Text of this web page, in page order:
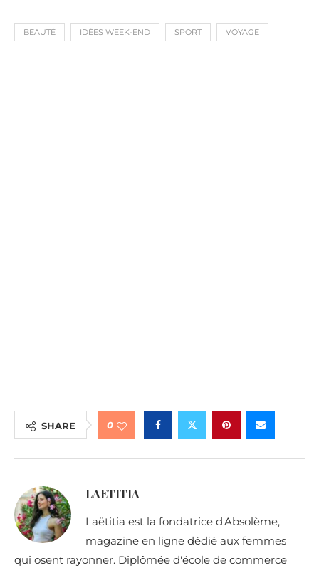
BEAUTÉ IDÉES WEEK-END SPORT VOYAGE
SHARE 0
LAETITIA
Laëtitia est la fondatrice d'Absolème,
magazine en ligne dédié aux femmes
qui osent rayonner. Diplômée d'école de commerce